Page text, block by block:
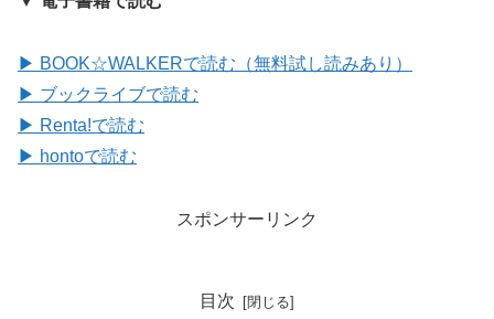
▶ BOOK☆WALKERで読む（無料試し読みあり）
▶ ブックライブで読む
▶ Renta!で読む
▶ hontoで読む
スポンサーリンク
目次